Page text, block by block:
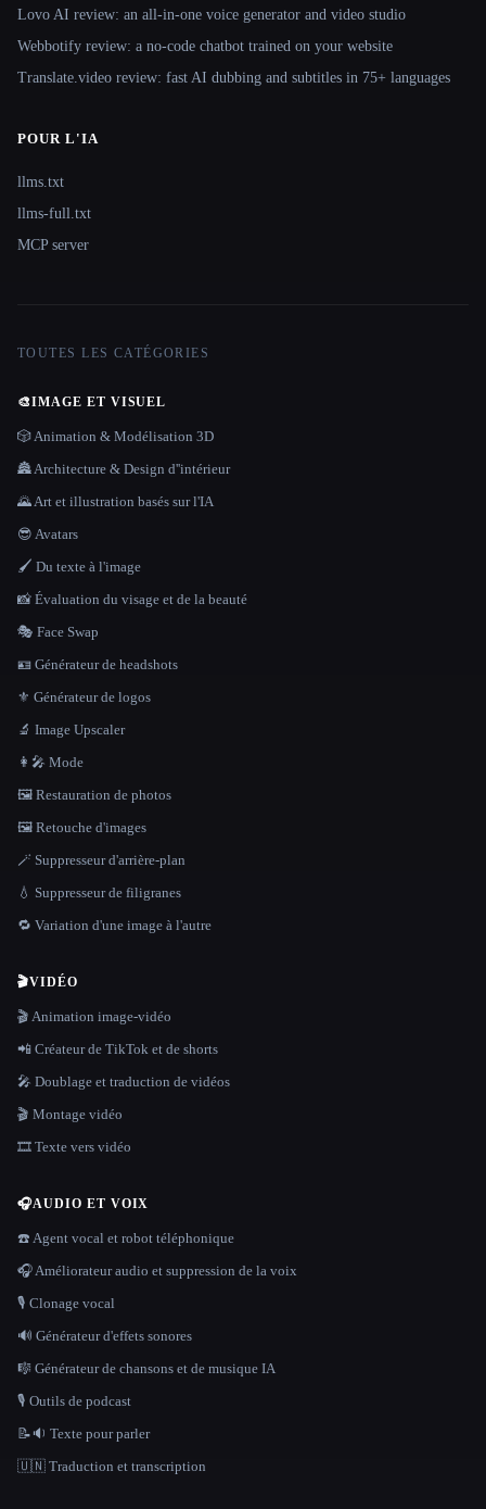
Lovo AI review: an all-in-one voice generator and video studio
Webbotify review: a no-code chatbot trained on your website
Translate.video review: fast AI dubbing and subtitles in 75+ languages
POUR L'IA
llms.txt
llms-full.txt
MCP server
TOUTES LES CATÉGORIES
🎨IMAGE ET VISUEL
🎲 Animation & Modélisation 3D
🏯 Architecture & Design d''intérieur
🌄 Art et illustration basés sur l'IA
😎 Avatars
🖌️ Du texte à l'image
📸 Évaluation du visage et de la beauté
🎭 Face Swap
🪪 Générateur de headshots
⚜️ Générateur de logos
🔬 Image Upscaler
👩‍🎤 Mode
🖼️ Restauration de photos
🖼️ Retouche d'images
🪄 Suppresseur d'arrière-plan
💧 Suppresseur de filigranes
🔁 Variation d'une image à l'autre
🎬VIDÉO
🎬 Animation image-vidéo
📲 Créateur de TikTok et de shorts
🎤 Doublage et traduction de vidéos
🎬 Montage vidéo
🎞️ Texte vers vidéo
🎧AUDIO ET VOIX
☎️ Agent vocal et robot téléphonique
🎧 Améliorateur audio et suppression de la voix
🎙️ Clonage vocal
🔊 Générateur d'effets sonores
🎼 Générateur de chansons et de musique IA
🎙️ Outils de podcast
📝🔉 Texte pour parler
🇺🇳 Traduction et transcription